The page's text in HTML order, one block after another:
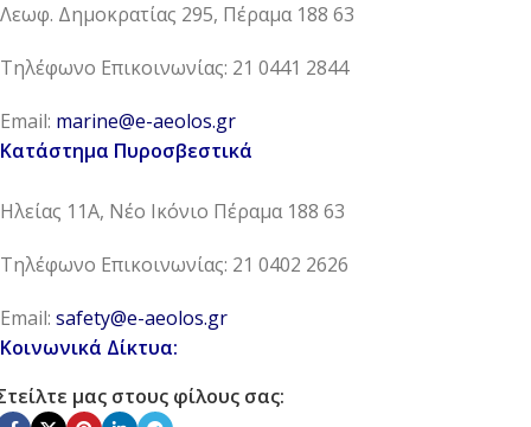
Λεωφ. Δημοκρατίας 295, Πέραμα 188 63
Τηλέφωνο Επικοινωνίας: 21 0441 2844
Email: marine@e-aeolos.gr
Κατάστημα Πυροσβεστικά
Ηλείας 11Α, Νέο Ικόνιο Πέραμα 188 63
Τηλέφωνο Επικοινωνίας: 21 0402 2626
Email: safety@e-aeolos.gr
Κοινωνικά Δίκτυα:
μας στους φίλους σας: